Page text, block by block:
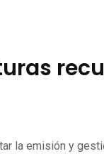
la emisión y